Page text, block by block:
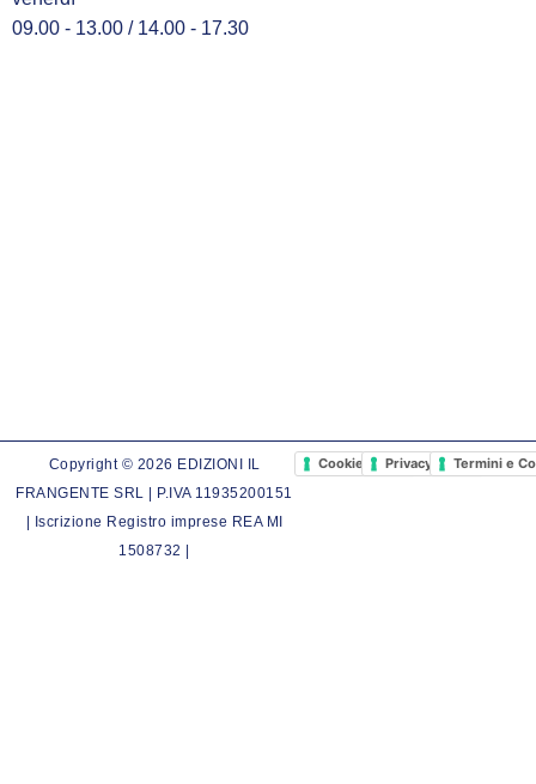
09.00 - 13.00 / 14.00 - 17.30
Copyright © 2026 EDIZIONI IL
FRANGENTE SRL | P.IVA 11935200151
| Iscrizione Registro imprese REA MI
1508732 |
Cookie PolicyPrivacy PolicyTermini e